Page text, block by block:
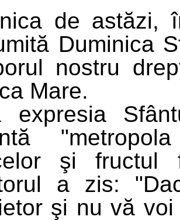
de astăzi,
Duminica
nostru
Mare.
expresia
şi fructul
a zis:
şi nu vă